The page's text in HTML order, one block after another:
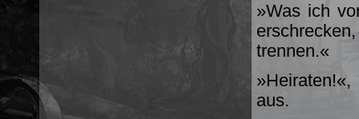
»Was ich
trennen.«
aus.